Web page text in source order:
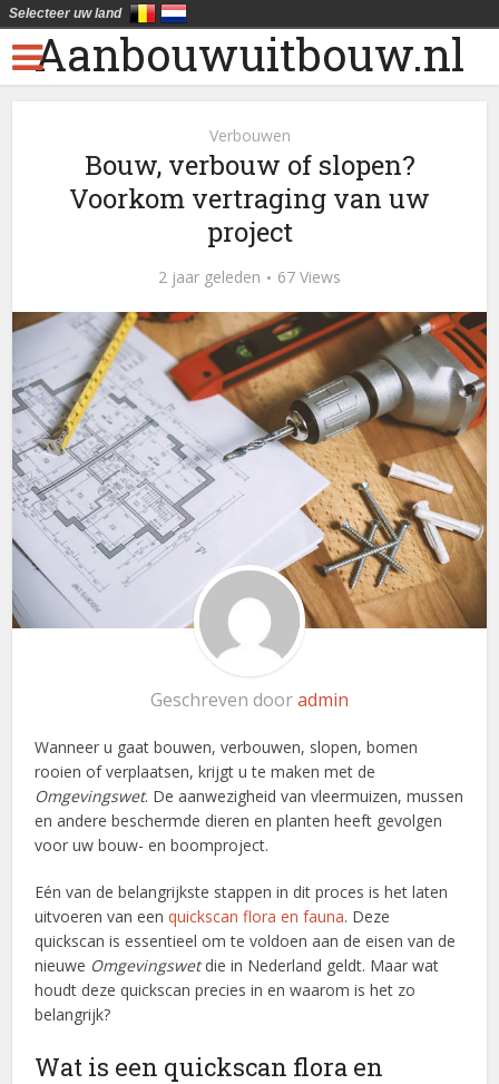
Aanbouwuitbouw.nl
Verbouwen
Bouw, verbouw of slopen?
Voorkom vertraging van uw
project
2 jaar geleden 67 Views
Geschreven dooradmin
Wanneer u gaat bouwen, verbouwen, slopen, bomen
rooien of verplaatsen, krijgt u te maken met de
Omgevingswet. De aanwezigheid van vleermuizen, mussen
en andere beschermde dieren en planten heeft gevolgen
voor uw bouw- en boomproject.
Eén van de belangrijkste stappen in dit proces is het laten
uitvoeren van eenquickscan flora en fauna. Deze
quickscan is essentieel om te voldoen aan de eisen van de
nieuwe Omgevingswetdie in Nederland geldt. Maar wat
houdt deze quickscan precies in en waarom is het zo
belangrijk?
Wat is een quickscan flora en
Selecteer uw land